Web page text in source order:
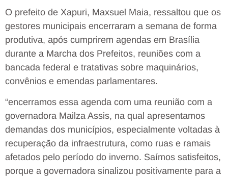
O prefeito de Xapuri, Maxsuel Maia, ressaltou que os
gestores municipais encerraram a semana de forma
produtiva, após cumprirem agendas em Brasília
durante a Marcha dos Prefeitos, reuniões com a
bancada federal e tratativas sobre maquinários,
convênios e emendas parlamentares.
“encerramos essa agenda com uma reunião com a
governadora Mailza Assis, na qual apresentamos
demandas dos municípios, especialmente voltadas à
recuperação da infraestrutura, como ruas e ramais
afetados pelo período do inverno. Saímos satisfeitos,
porque a governadora sinalizou positivamente para a